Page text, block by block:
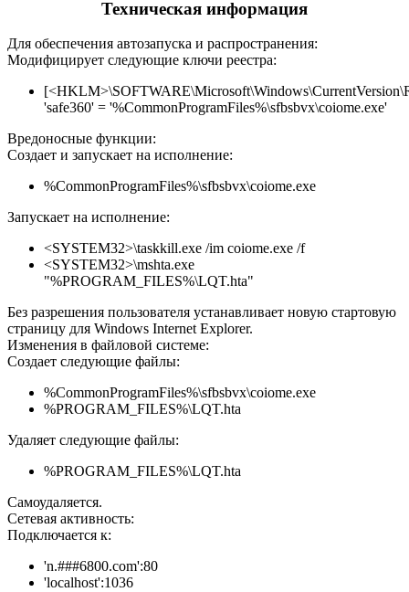
Техническая информация
Для обеспечения автозапуска и распространения:
Модифицирует следующие ключи реестра:
'safe360' = '%CommonProgramFiles%\sfbsbvx\coiome.exe'
Вредоносные функции:
Создает и запускает на исполнение:
%CommonProgramFiles%\sfbsbvx\coiome.exe
Запускает на исполнение:
<SYSTEM32>\taskkill.exe /im coiome.exe /f
<SYSTEM32>\mshta.exe
"%PROGRAM_FILES%\LQT.hta"
Без разрешения пользователя устанавливает новую стартовую
страницу для Windows Internet Explorer.
Изменения в файловой системе:
Создает следующие файлы:
%CommonProgramFiles%\sfbsbvx\coiome.exe
%PROGRAM_FILES%\LQT.hta
Удаляет следующие файлы:
%PROGRAM_FILES%\LQT.hta
Самоудаляется.
Сетевая активность:
Подключается к:
'n.###6800.com':80
'localhost':1036